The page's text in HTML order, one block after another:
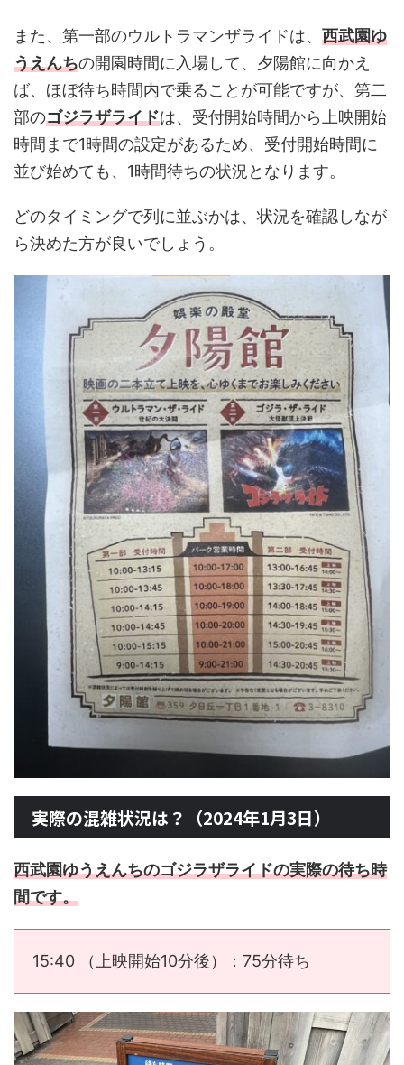
また、第一部のウルトラマンザライドは、 西武園ゆ
うえんちの開園時間に入場して、夕陽館に向かえ
ば、ほぼ待ち時間内で乗ることが可能ですが、第二
部のゴジラザライドは、受付開始時間から上映開始
時間まで1時間の設定があるため、受付開始時間に
並び始めても、1時間待ちの状況となります。
どのタイミングで列に並ぶかは、状況を確認しなが
ら決めた方が良いでしょう。
実際の混雑状況は？（2024年1月3日）
西武園ゆうえんちのゴジラザライドの実際の待ち時
間です。
15:40 （上映開始10分後）：75分待ち